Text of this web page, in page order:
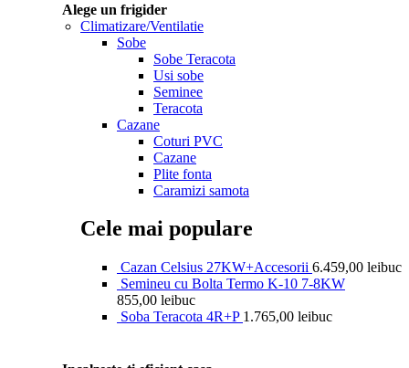
Alege un frigider
Climatizare/Ventilatie
Sobe
Sobe Teracota
Usi sobe
Seminee
Teracota
Cazane
Coturi PVC
Cazane
Plite fonta
Caramizi samota
Cele mai populare
Cazan Celsius 27KW+Accesorii 6.459,00 leibuc
Semineu cu Bolta Termo K-10 7-8KW
855,00 leibuc
Soba Teracota 4R+P 1.765,00 leibuc